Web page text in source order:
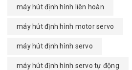
máy hút định hình liên hoàn
máy hút định hình motor servo
máy hút định hình servo
máy hút định hình servo tự động